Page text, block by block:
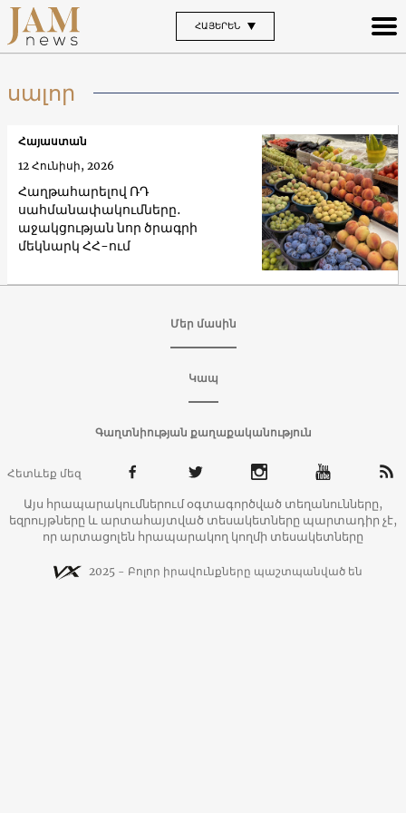
ՀԱՅԵՐԵՆ
սալոր
Հաղթահարելով ՌԴ
սահմանափակումները․
աջակցության նոր ծրագրի
մեկնարկ ՀՀ-ում
Հայաստան
12 Հունիսի, 2026
Մեր մասին
Կապ
Գաղտնիության քաղաքականություն
Հետևեք մեզ
Այս հրապարակումներում օգտագործված տեղանունները,
եզրույթները և արտահայտված տեսակետները պարտադիր չէ,
որ արտացոլեն հրապարակող կողմի տեսակետները
2025 - Բոլոր իրավունքները պաշտպանված են